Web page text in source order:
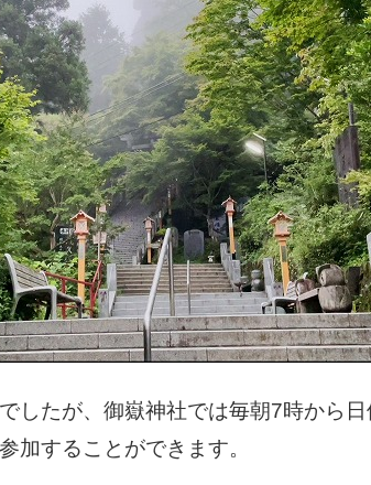
したが、御嶽神社では毎朝7時から
加することができます。